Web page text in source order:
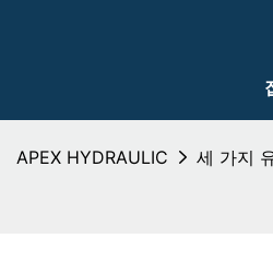
APEX HYDRAULIC 세 가지